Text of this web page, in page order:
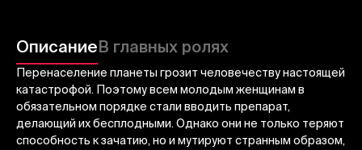
ОписаниеВ главных ролях
Перенаселение планеты грозит человечеству настоящей
катастрофой. Поэтому всем молодым женщинам в
обязательном порядке стали вводить препарат,
делающий их бесплодными. Однако они не только теряют
способность к зачатию, но и мутируют странным образом,